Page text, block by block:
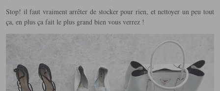
Stop! il faut vraiment arrêter de stocker pour rien, et nettoyer un peu tout
ça, en plus ça fait le plus grand bien vous verrez !